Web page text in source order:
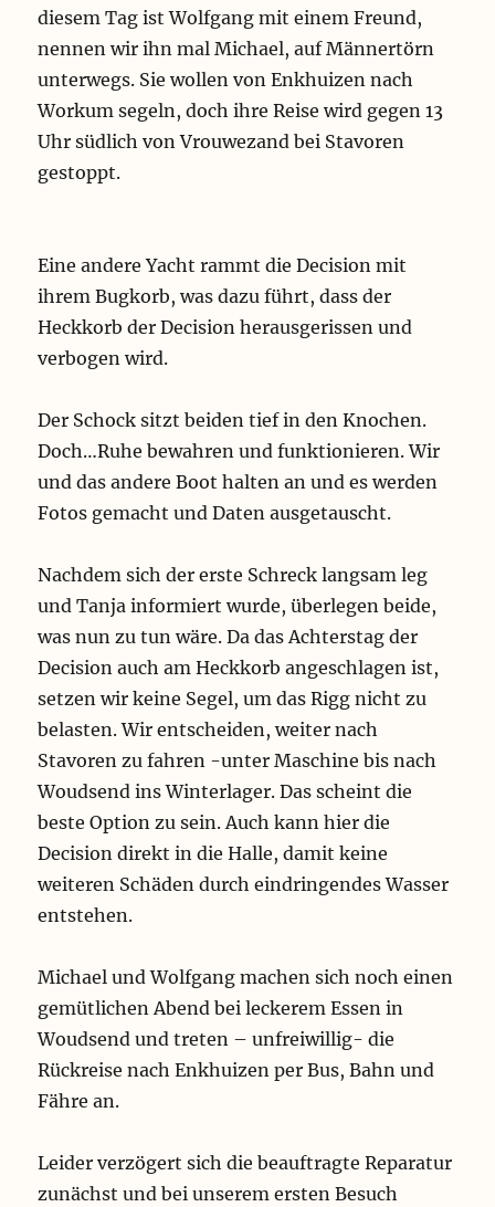
diesem Tag ist Wolfgang mit einem Freund,
nennen wir ihn mal Michael, auf Männertörn
unterwegs. Sie wollen von Enkhuizen nach
Workum segeln, doch ihre Reise wird gegen 13
Uhr südlich von Vrouwezand bei Stavoren
gestoppt.
Eine andere Yacht rammt die Decision mit
ihrem Bugkorb, was dazu führt, dass der
Heckkorb der Decision herausgerissen und
verbogen wird.
Der Schock sitzt beiden tief in den Knochen.
Doch…Ruhe bewahren und funktionieren. Wir
und das andere Boot halten an und es werden
Fotos gemacht und Daten ausgetauscht.
Nachdem sich der erste Schreck langsam leg
und Tanja informiert wurde, überlegen beide,
was nun zu tun wäre. Da das Achterstag der
Decision auch am Heckkorb angeschlagen ist,
setzen wir keine Segel, um das Rigg nicht zu
belasten. Wir entscheiden, weiter nach
Stavoren zu fahren -unter Maschine bis nach
Woudsend ins Winterlager. Das scheint die
beste Option zu sein. Auch kann hier die
Decision direkt in die Halle, damit keine
weiteren Schäden durch eindringendes Wasser
entstehen.
Michael und Wolfgang machen sich noch einen
gemütlichen Abend bei leckerem Essen in
Woudsend und treten – unfreiwillig- die
Rückreise nach Enkhuizen per Bus, Bahn und
Fähre an.
Leider verzögert sich die beauftragte Reparatur
zunächst und bei unserem ersten Besuch